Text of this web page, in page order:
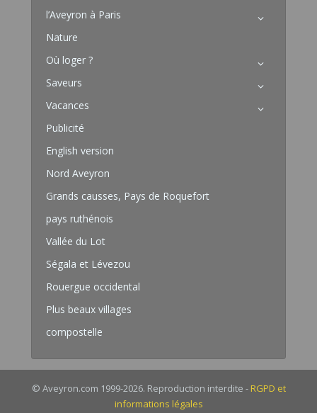
l’Aveyron à Paris
Nature
Où loger ?
Saveurs
Vacances
Publicité
English version
Nord Aveyron
Grands causses, Pays de Roquefort
pays ruthénois
Vallée du Lot
Ségala et Lévezou
Rouergue occidental
Plus beaux villages
compostelle
© Aveyron.com 1999-2026. Reproduction interdite - RGPD et
informations légales